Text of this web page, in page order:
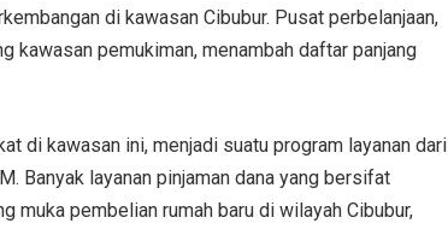
di kawasan Cibubur. Pusat perbelanjaan,
kawasan pemukiman, menambah daftar panjang
di kawasan ini, menjadi suatu program layanan dari
Banyak layanan pinjaman dana yang bersifat
muka pembelian rumah baru di wilayah Cibubur,